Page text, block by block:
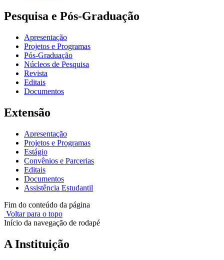
Pesquisa e Pós-Graduação
Apresentação
Projetos e Programas
Pós-Graduação
Núcleos de Pesquisa
Revista
Editais
Documentos
Extensão
Apresentação
Projetos e Programas
Estágio
Convênios e Parcerias
Editais
Documentos
Assistência Estudantil
Fim do conteúdo da página
Voltar para o topo
Início da navegação de rodapé
A Instituição